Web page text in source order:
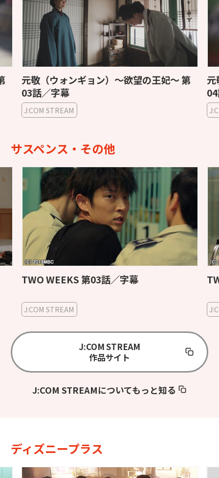
元敬（ウォンギョン）〜欲望の王妃〜 第
03話／字幕
J:COM STREAM
元
サスペンス・その他
TWO WEEKS 第03話／字幕
J:COM STREAM
J:COM STREAM
作品サイト
J:COM STREAMについてもっと知る
ディズニープラス